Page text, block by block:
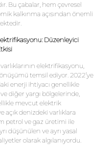
Bu çabalar, hem çevresel
kalkınma açısından önemli
Düzenleyici
elektrifikasyonu,
temsil ediyor. 2022’ye
enerji ihtiyacı genellikle
diğer yargı bölgelerinde,
mevcut elektrik
açık denizdeki varlıklara
petrol ve gaz üretimi ile
düşünülen ve ayrı yasal
olarak algılanıyordu.